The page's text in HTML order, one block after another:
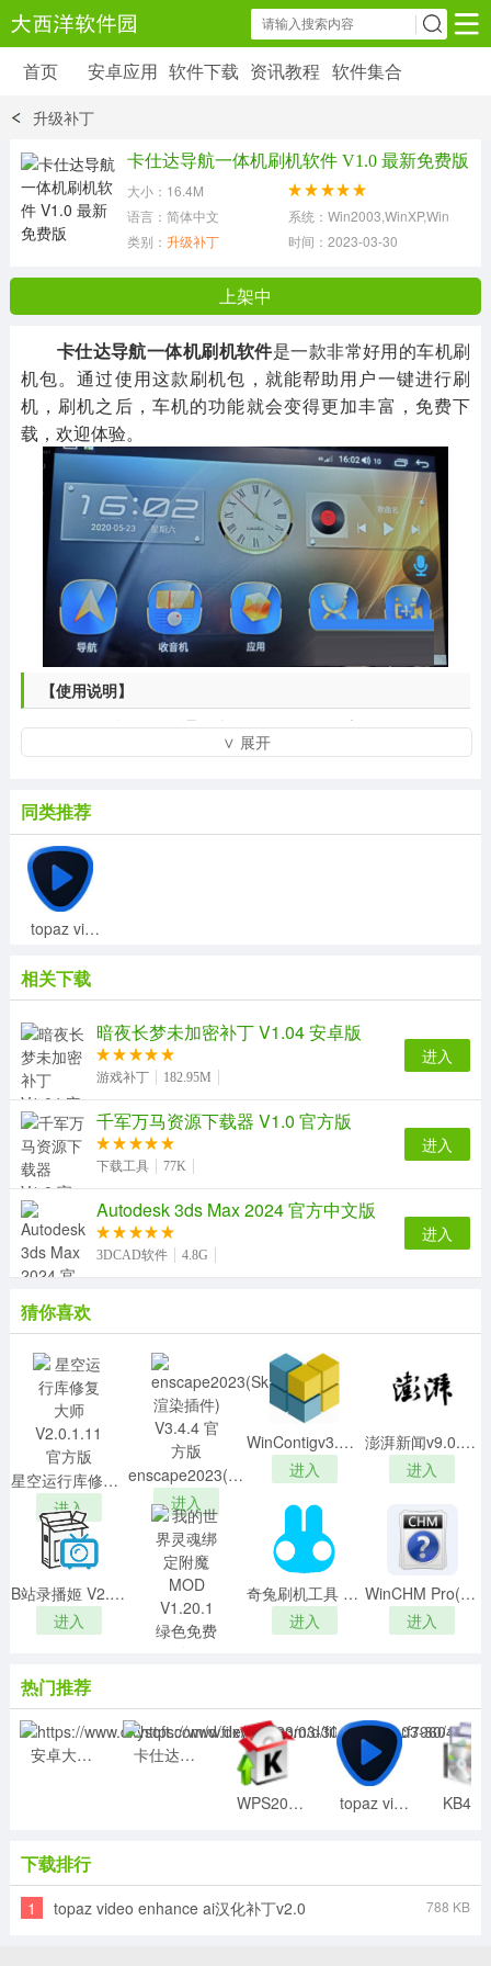
安卓应用 软件下载 资讯教程
6179 款应用
39 款应用
首页 安卓应用 软件下载 资讯教程 软件集合
升级补丁
卡仕达导航一体机刷机软件 V1.0 最新免费版
大小：16.4M
语言：简体中文
系统：
类别： 升级补丁 时间：2023-03-30
上架中
卡仕达导航一体机刷机软件是一款非常好用的车机刷
机包。通过使用这款刷机包，就能帮助用户一键进行刷
机，刷机之后，车机的功能就会变得更加丰富，免费下
载，欢迎体验。
【使用说明】
2G+32和4G+64通用都能刷的哈，刷完的效果如下图
所示，时间、导航、收音机、行车SOS功能很齐全，刷完
是默认不可移动APP图标的
【刷包教程】
首先用U盘将文末的安装包下载下来，U盘连接车载后
会自动升级，恢复出厂设置，等待10秒的时间会自动开机
∨ 展开
同类推荐
topaz video enhance ai汉化补丁v2.0
相关下载
暗夜长梦未加密补丁 V1.04 安卓版
游戏补丁 182.95M
进入
千军万马资源下载器 V1.0 官方版
下载工具 77K
进入
Autodesk 3ds Max 2024 官方中文版
3DCAD软件 4.8G
进入
猜你喜欢
星空运行库修复大师 V2.0.1.11 官方版
进入
enscape2023(SketchUp渲染插件) V3.4.4 官方版
进入
WinContigv3.0.0.1绿色中文版
进入
澎湃新闻v9.0.2电脑版
进入
B站录播姬 V2.6.3 官方版
进入
进入
奇兔刷机工具 V8.3.7.0 官方免费版
进入
WinCHM Pro(CHM文件制作)v5.37中文免激活破解版
进入
热门推荐
安卓大屏导航系统升级包 V1.0 最新免费版 卡仕达导航一体机刷机软件 V1.0 最新免费版
WPS2022宏插件 V7.0.1590 最新免费版 topaz video enhance ai汉化补丁v2.0
下载排行
1 topaz video enhance ai汉化补丁v2.0 788 KB